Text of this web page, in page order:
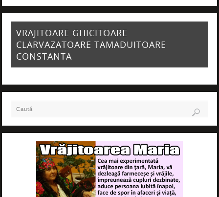
VRAJITOARE GHICITOARE
CLARVAZATOARE TAMADUITOARE
CONSTANTA